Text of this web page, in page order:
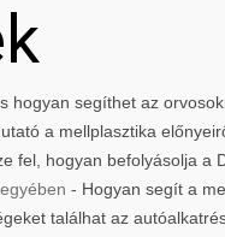
hogyan segíthet az
a mellplasztika
fel, hogyan befolyásolja a
- Hogyan segít a
találhat az